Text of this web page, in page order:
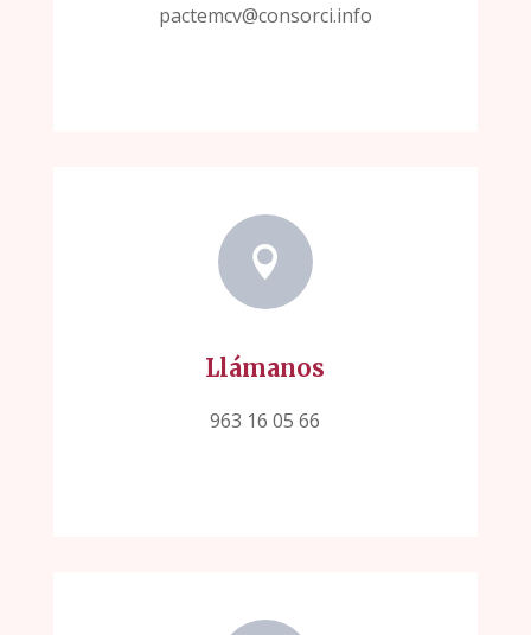
pactemcv@consorci.info

Llámanos
963 16 05 66